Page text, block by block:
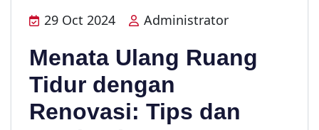
29 Oct 2024 Administrator
Menata Ulang Ruang
Tidur dengan
Renovasi: Tips dan